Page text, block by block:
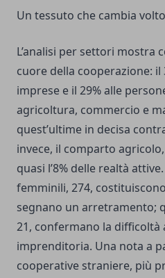
Un tessuto che cambia volto
L’analisi per settori mostra
cuore della cooperazione: il
imprese e il 29% alle
agricoltura, commercio e
quest’ultime in decisa
invece, il comparto
quasi l’8% delle realtà
femminili, 274,
segnano un arretramento;
21, confermano la difficoltà
imprenditoria. Una nota a
cooperative straniere, più